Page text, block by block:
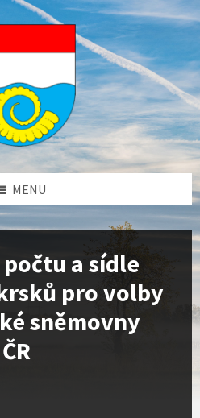
MENU
a sídle
pro volby
sněmovny